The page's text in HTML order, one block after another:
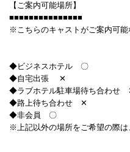
【ご案内可能場所】
■■■■■■■■■■■■■■■
※こちらのキャストがご案内可能
◆ビジネスホテル 〇
◆自宅出張 ✕
◆ラブホテル駐車場待ち合わせ
◆路上待ち合わせ ✕
◆非会員 〇
※上記以外の場所をご希望の際